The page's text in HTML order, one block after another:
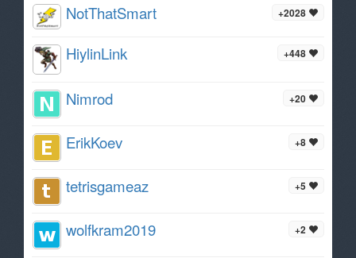
+2028
NotThatSmart
+448
HiylinLink
+20
Nimrod
+8
ErikKoev
+5
tetrisgameaz
+2
wolfkram2019